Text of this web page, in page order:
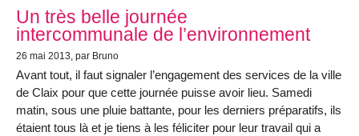
Un très belle journée
intercommunale de l’environnement
26 mai 2013, par Bruno
Avant tout, il faut signaler l’engagement des services de la ville
de Claix pour que cette journée puisse avoir lieu. Samedi
matin, sous une pluie battante, pour les derniers préparatifs, ils
étaient tous là et je tiens à les féliciter pour leur travail qui a